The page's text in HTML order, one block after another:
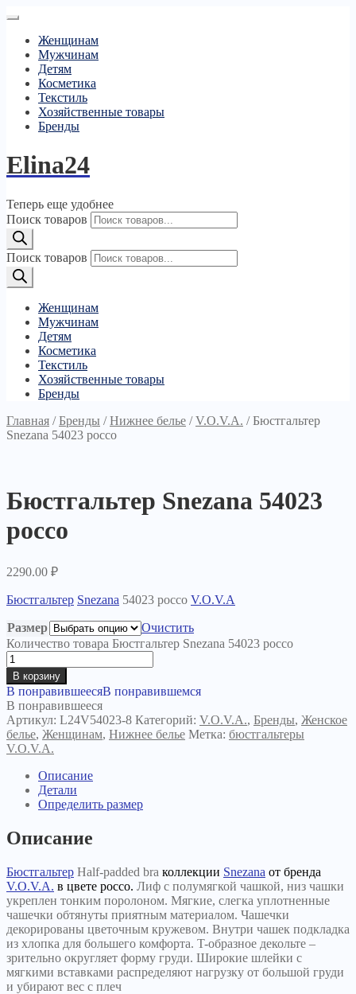
Женщинам
Мужчинам
Детям
Косметика
Текстиль
Хозяйственные товары
Бренды
Elina24
Теперь еще удобнее
Поиск товаров
Поиск товаров
Женщинам
Мужчинам
Детям
Косметика
Текстиль
Хозяйственные товары
Бренды
Главная /Бренды /Нижнее белье /V.O.V.A. /Бюстгальтер
Snezana 54023 россо
Бюстгальтер Snezana 54023
россо
2290.00 ₽
Бюстгальтер Snezana 54023 россо V.O.V.A
Размер
Очистить
Количество товара Бюстгальтер Snezana 54023 россо
В корзину
В понравившеесяВ понравившемся
В понравившееся
Артикул: L24V54023-8 Категорий: V.O.V.A., Бренды, Женское
белье, Женщинам, Нижнее белье Метка: бюстгальтеры
V.O.V.A.
Описание
Детали
Определить размер
Описание
Бюстгальтер Half-padded bra коллекции Snezana от бренда
V.O.V.A. в цвете россо. Лиф с полумягкой чашкой, низ чашки
укреплен тонким поролоном. Мягкие, слегка уплотненные
чашечки обтянуты приятным материалом. Чашечки
декорированы цветочным кружевом. Внутри чашек подкладка
из хлопка для большего комфорта. T-образное декольте –
зрительно округляет форму груди. Широкие шлейки с
мягкими вставками распределяют нагрузку от большой груди
и убирают вес с плеч